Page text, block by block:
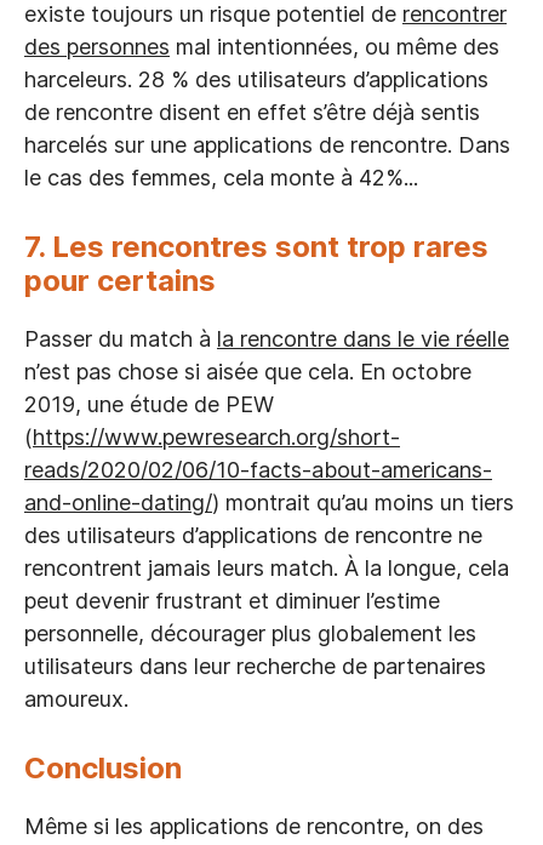
existe toujours un risque potentiel de rencontrer
des personnes mal intentionnées, ou même des
harceleurs. 28 % des utilisateurs d’applications
de rencontre disent en effet s’être déjà sentis
harcelés sur une applications de rencontre. Dans
le cas des femmes, cela monte à 42%...‍
7. Les rencontres sont trop rares
pour certains
Passer du match à la rencontre dans le vie réelle
n’est pas chose si aisée que cela. En octobre
2019, une étude de PEW
(https://www.pewresearch.org/short-
reads/2020/02/06/10-facts-about-americans-
and-online-dating/) montrait qu’au moins un tiers
des utilisateurs d’applications de rencontre ne
rencontrent jamais leurs match. À la longue, cela
peut devenir frustrant et diminuer l’estime
personnelle, décourager plus globalement les
utilisateurs dans leur recherche de partenaires
amoureux.
Conclusion
Même si les applications de rencontre, on des